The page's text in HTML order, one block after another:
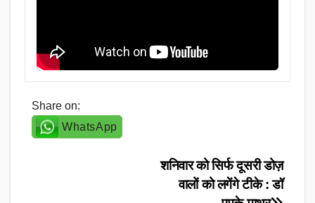
Share on:
WhatsApp
शनिवार को सिर्फ दूसरी डोज़
वालों को लगेंगे टीके : डॉ